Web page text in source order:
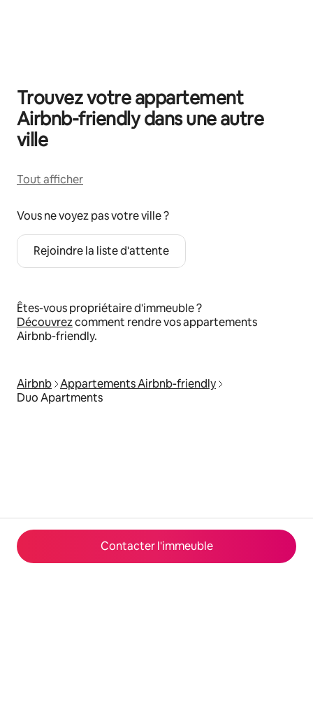
Contacter l'immeuble
Trouvez votre appartement
Airbnb-friendly dans une autre
ville
Tout afficher
Vous ne voyez pas votre ville ?
Rejoindre la liste d'attente
Êtes-vous propriétaire d'immeuble ?
Découvrezcomment rendre vos appartements
Airbnb-friendly.
Airbnb Appartements Airbnb-friendly
Duo Apartments